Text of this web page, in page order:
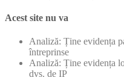
Acest site nu va
Analiză: Ține evidența
întreprinse
Analiză: Ține evidența
dvs. de IP